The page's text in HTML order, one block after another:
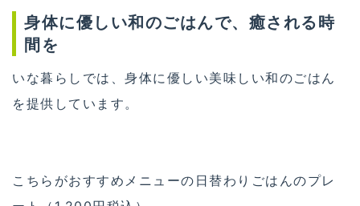
身体に優しい和のごはんで、癒される時
間を
いな暮らしでは、身体に優しい美味しい和のごはん
を提供しています。
こちらがおすすめメニューの日替わりごはんのプレ